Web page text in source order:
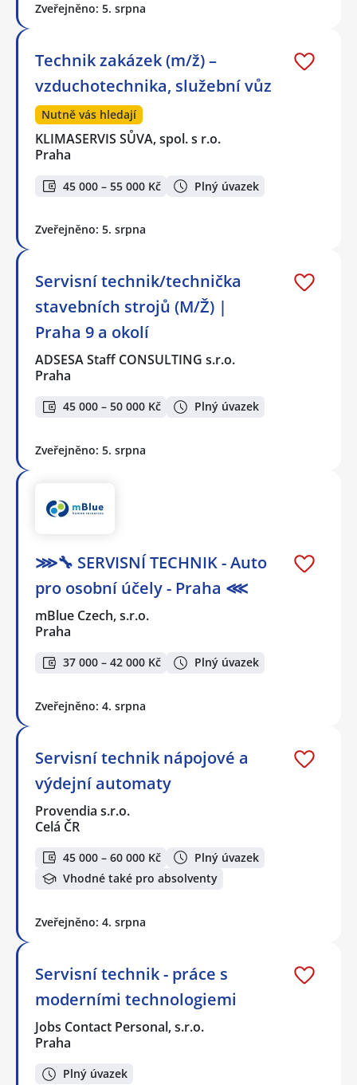
Zveřejněno: 5. srpna
Technik zakázek (m/ž) –
vzduchotechnika, služební vůz
Nutně vás hledají
KLIMASERVIS SŮVA, spol. s r.o.
Praha
45 000 – 55 000 Kč Plný úvazek
Zveřejněno: 5. srpna
Servisní technik/technička
stavebních strojů (M/Ž) |
Praha 9 a okolí
ADSESA Staff CONSULTING s.r.o.
Praha
45 000 – 50 000 Kč Plný úvazek
Zveřejněno: 5. srpna
⋙🔧 SERVISNÍ TECHNIK - Auto
pro osobní účely - Praha ⋘
mBlue Czech, s.r.o.
Praha
37 000 – 42 000 Kč Plný úvazek
Zveřejněno: 4. srpna
Servisní technik nápojové a
výdejní automaty
Provendia s.r.o.
Celá ČR
45 000 – 60 000 Kč
Plný úvazek
Vhodné také pro absolventy
Zveřejněno: 4. srpna
Servisní technik - práce s
moderními technologiemi
Jobs Contact Personal, s.r.o.
Praha
Plný úvazek